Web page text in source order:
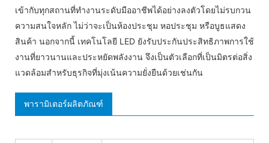
เข้ากับทุกสถานที่ทำงานระดับมืออาชีพได้อย่างลงตัวโดยไม่รบกวน
ความสนใจหลัก ไม่ว่าจะเป็นห้องประชุม หอประชุม หรือบูธแสดง
สินค้า นอกจากนี้ เทคโนโลยี LED ยังรับประกันประสิทธิภาพการใช้
งานที่ยาวนานและประหยัดพลังงาน จึงเป็นตัวเลือกที่เป็นมิตรต่อสิ่ง
แวดล้อมสำหรับธุรกิจที่มุ่งเน้นความยั่งยืนด้วยเช่นกัน
พารามิเตอร์ผลิตภัณฑ์